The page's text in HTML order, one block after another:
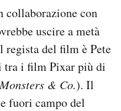
collaborazione con
uscire a metà
regista del film è Pete
tra i film Pixar più di
Monsters & Co.). Il
fuori campo del